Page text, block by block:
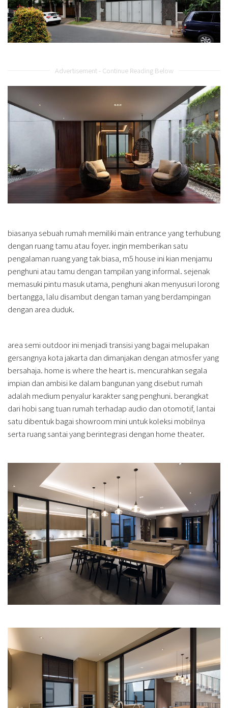
Advertisement - Continue Reading Below
biasanya sebuah rumah memiliki main entrance yang terhubung
dengan ruang tamu atau foyer. ingin memberikan satu
pengalaman ruang yang tak biasa, m5 house ini kian menjamu
penghuni atau tamu dengan tampilan yang informal. sejenak
memasuki pintu masuk utama, penghuni akan menyusuri lorong
bertangga, lalu disambut dengan taman yang berdampingan
dengan area duduk.
area semi outdoor ini menjadi transisi yang bagai melupakan
gersangnya kota jakarta dan dimanjakan dengan atmosfer yang
bersahaja. home is where the heart is. mencurahkan segala
impian dan ambisi ke dalam bangunan yang disebut rumah
adalah medium penyalur karakter sang penghuni. berangkat
dari hobi sang tuan rumah terhadap audio dan otomotif, lantai
satu dibentuk bagai showroom mini untuk koleksi mobilnya
serta ruang santai yang berintegrasi dengan home theater.